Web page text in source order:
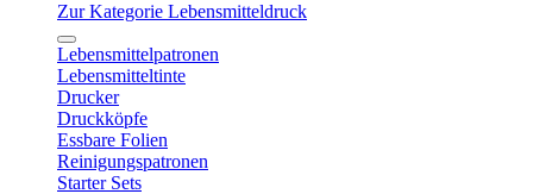
Zur Kategorie Lebensmitteldruck
Lebensmittelpatronen
Lebensmitteltinte
Drucker
Druckköpfe
Essbare Folien
Reinigungspatronen
Starter Sets